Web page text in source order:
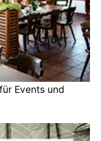
Events und